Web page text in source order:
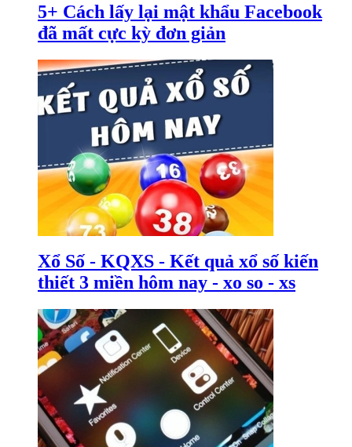
5+ Cách lấy lại mật khẩu Facebook
đã mất cực kỳ đơn giản
Xổ Số - KQXS - Kết quả xổ số kiến
thiết 3 miền hôm nay - xo so - xs